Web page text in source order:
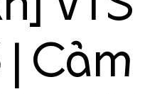
Cảm